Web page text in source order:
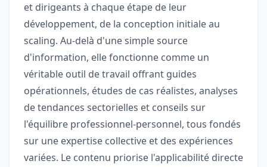
et dirigeants à chaque étape de leur
développement, de la conception initiale au
scaling. Au-delà d'une simple source
d'information, elle fonctionne comme un
véritable outil de travail offrant guides
opérationnels, études de cas réalistes, analyses
de tendances sectorielles et conseils sur
l'équilibre professionnel-personnel, tous fondés
sur une expertise collective et des expériences
variées. Le contenu priorise l'applicabilité directe